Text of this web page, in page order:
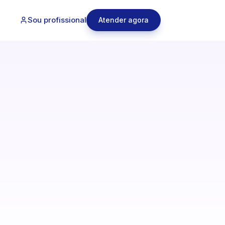
Sou profissional Atender agora